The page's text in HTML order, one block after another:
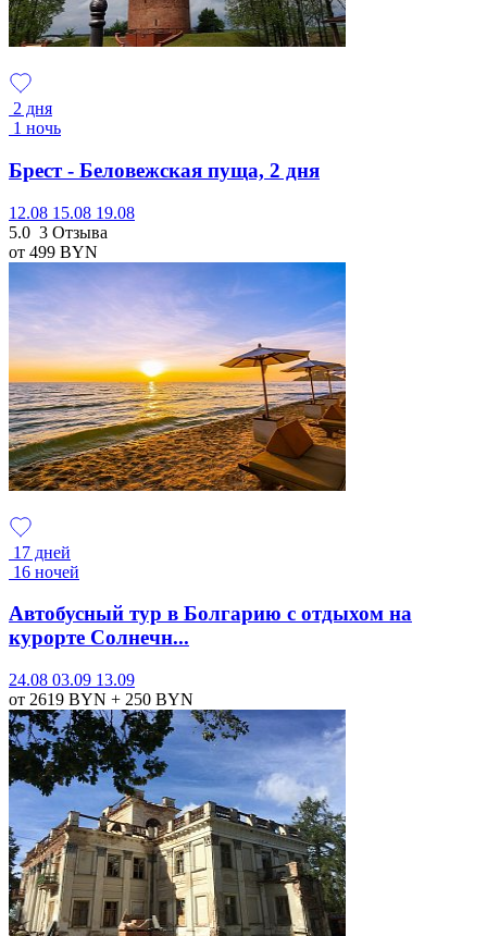
2 дня
1 ночь
Брест - Беловежская пуща, 2 дня
12.08 15.08 19.08
5.0 3 Отзыва
от 499 BYN
17 дней
16 ночей
Автобусный тур в Болгарию с отдыхом на
курорте Солнечн...
24.08 03.09 13.09
от 2619 BYN + 250 BYN